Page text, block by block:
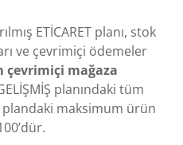
ETİCARET planı, stok
ve çevrimiçi ödemeler
çevrimiçi mağaza
planındaki tüm
maksimum ürün